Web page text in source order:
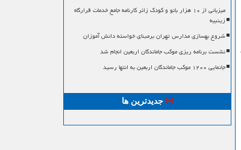
میزبانی از ۱۰ هزار بانو و کودک زائر کارنامه جامع خدمات قرارگاه
زینبیه
شروع بهسازی مدارس تهران برمبنای خواسته دانش آموزان
نشست برنامه ریزی موکب جاماندگان اربعین انجام شد
جانمایی ۱۲۰۰ موکب جاماندگان اربعین به انتها رسید
جدیدترین ها